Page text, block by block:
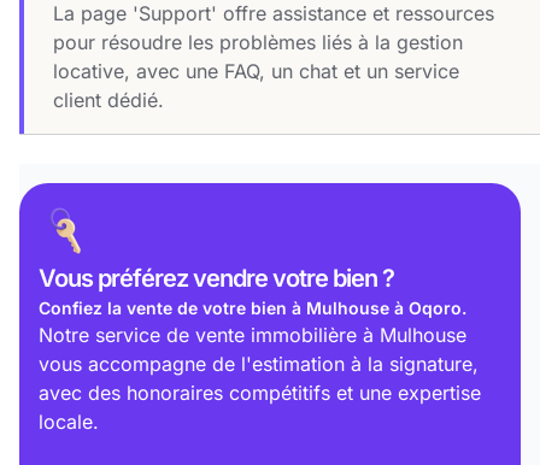
La page 'Support' offre assistance et ressources
pour résoudre les problèmes liés à la gestion
locative, avec une FAQ, un chat et un service
client dédié.
Vous préférezvendre votre bien ?
Confiez la vente de votre bien à Mulhouse à Oqoro.
Notre service de vente immobilière à Mulhouse
vous accompagne de l'estimation à la signature,
avec des honoraires compétitifs et une expertise
locale.